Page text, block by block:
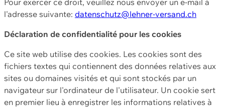
l'adresse suivante: datenschutz@lehner-versand.ch
Déclaration de confidentialité pour les cookies
Ce site web utilise des cookies. Les cookies sont des
fichiers textes qui contiennent des données relatives aux
sites ou domaines visités et qui sont stockés par un
navigateur sur l'ordinateur de l'utilisateur. Un cookie sert
en premier lieu à enregistrer les informations relatives à